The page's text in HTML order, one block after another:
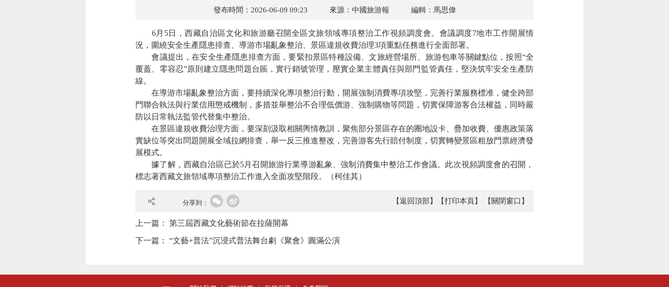
發布時間：2026-06-09 09:23 來源：中國旅游報 編輯：馬思偉
6月5日，西藏自治區文化和旅游廳召開全區文旅領域專項整治工作視頻調度會。會議調度7地市工作開展情
況，圍繞安全生產隱患排查、導游市場亂象整治、景區違規收費治理3項重點任務進行全面部署。
會議提出，在安全生產隱患排查方面，要緊扣景區特種設備、文旅經營場所、旅游包車等關鍵點位，按照“全
覆蓋、零容忍”原則建立隱患問題台賬，實行銷號管理，壓實企業主體責任與部門監管責任，堅決筑牢安全生產防
線。
在導游市場亂象整治方面，要持續深化專項整治行動，開展強制消費專項攻堅，完善行業服務標准，健全跨部
門聯合執法與行業信用懲戒機制，多措並舉整治不合理低價游、強制購物等問題，切實保障游客合法權益，同時嚴
防以日常執法監管代替集中整治。
在景區違規收費治理方面，要深刻汲取相關輿情教訓，聚焦部分景區存在的圈地設卡、疊加收費、優惠政策落
實缺位等突出問題開展全域拉網排查，舉一反三推進整改，完善游客先行賠付制度，切實轉變景區粗放門票經濟發
展模式。
據了解，西藏自治區已於5月召開旅游行業導游亂象、強制消費集中整治工作會議。此次視頻調度會的召開，
標志著西藏文旅領域專項整治工作進入全面攻堅階段。（柯佳其）
分享到： 【返回頂部】 【打印本頁】 【關閉窗口】
上一篇： 第三屆西藏文化藝術節在拉薩開幕
下一篇： “文藝+普法”沉浸式普法舞台劇《聚會》圓滿公演